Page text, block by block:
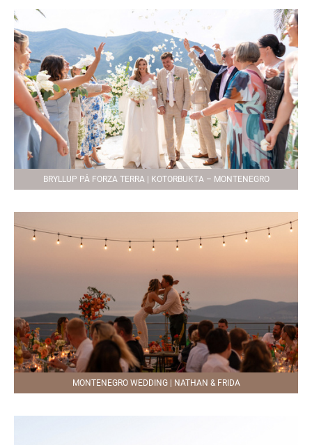
BRYLLUP PÅ FORZA TERRA | KOTORBUKTA – MONTENEGRO
MONTENEGRO WEDDING | NATHAN & FRIDA